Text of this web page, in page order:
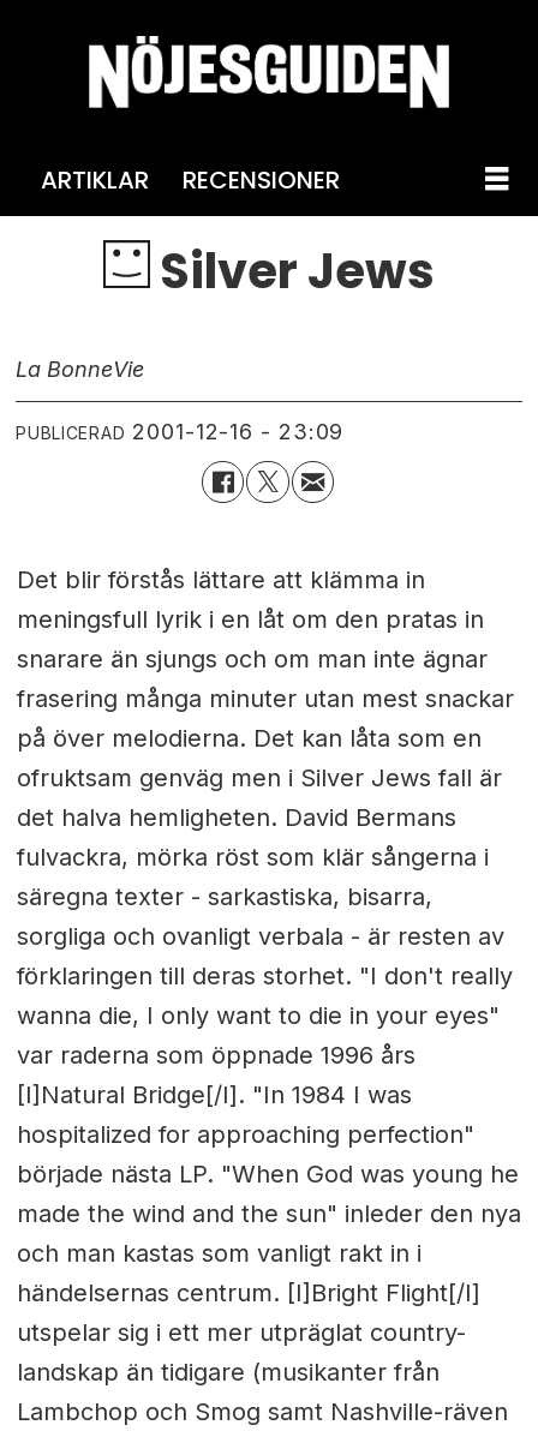
ARTIKLAR RECENSIONER
Silver Jews
La BonneVie
PUBLICERAD 2001-12-16 - 23:09
Det blir förstås lättare att klämma in
meningsfull lyrik i en låt om den pratas in
snarare än sjungs och om man inte ägnar
frasering många minuter utan mest snackar
på över melodierna. Det kan låta som en
ofruktsam genväg men i Silver Jews fall är
det halva hemligheten. David Bermans
fulvackra, mörka röst som klär sångerna i
säregna texter - sarkastiska, bisarra,
sorgliga och ovanligt verbala - är resten av
förklaringen till deras storhet. "I don't really
wanna die, I only want to die in your eyes"
var raderna som öppnade 1996 års
[I]Natural Bridge[/I]. "In 1984 I was
hospitalized for approaching perfection"
började nästa LP. "When God was young he
made the wind and the sun" inleder den nya
och man kastas som vanligt rakt in i
händelsernas centrum. [I]Bright Flight[/I]
utspelar sig i ett mer utpräglat country-
landskap än tidigare (musikanter från
Lambchop och Smog samt Nashville-räven